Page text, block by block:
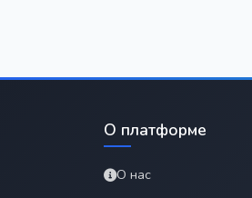
О платформе
О нас